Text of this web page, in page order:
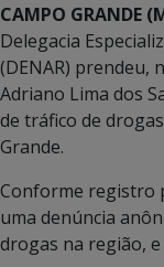
CAMPO GRANDE
Delegacia
(DENAR) prendeu,
Adriano Lima dos
de tráfico de
Grande.
Conforme registro
uma denúncia
drogas na região,